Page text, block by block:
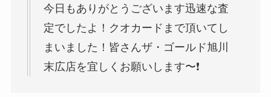
今日もありがとうございます迅速な査
定でしたよ！クオカードまで頂いてし
まいました！皆さんザ・ゴールド旭川
末広店を宜しくお願いします〜❗️